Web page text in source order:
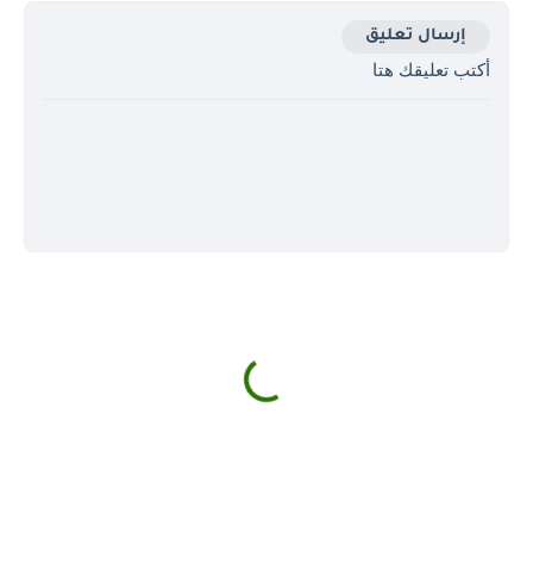
إرسال تعليق
أكتب تعليقك هتا